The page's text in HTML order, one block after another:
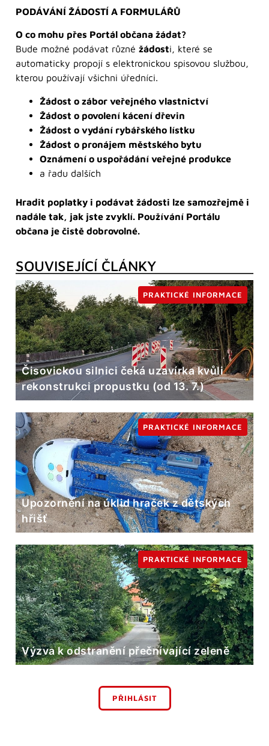
PODÁVÁNÍ ŽÁDOSTÍ A FORMULÁŘŮ
O co mohu přes Portál občana žádat?
Bude možné podávat různé žádosti, které se
automaticky propojí s elektronickou spisovou službou,
kterou používají všichni úředníci.
Žádost o zábor veřejného vlastnictví
Žádost o povolení kácení dřevin
Žádost o vydání rybářského lístku
Žádost o pronájem městského bytu
Oznámení o uspořádání veřejné produkce
a řadu dalších
Hradit poplatky i podávat žádosti lze samozřejmě i
nadále tak, jak jste zvyklí. Používání Portálu
občana je čistě dobrovolné.
SOUVISEJÍCÍ ČLÁNKY
Čisovickou silnici čeká uzavírka kvůli
rekonstrukci propustku (od 13. 7.)
PRAKTICKÉ INFORMACE
Upozornění na úklid hraček z dětských
hřišť
PRAKTICKÉ INFORMACE
Výzva k odstranění přečnívající zeleně
PRAKTICKÉ INFORMACE
PŘIHLÁSIT